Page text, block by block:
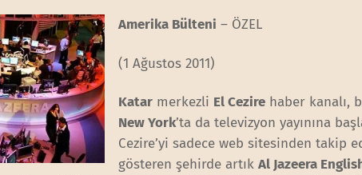
Amerika Bülteni – ÖZEL
(1 Ağustos 2011)
Katar merkezli El Cezire haber kanalı,
New York’ta da televizyon yayınına
Cezire’yi sadece web sitesinden takip
gösteren şehirde artıkAl Jazeera